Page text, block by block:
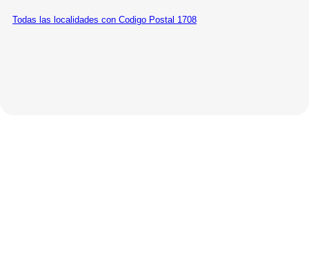
Todas las localidades con Codigo Postal 1708